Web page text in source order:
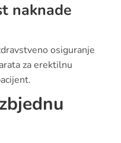
naknade
osiguranje
za erektilnu